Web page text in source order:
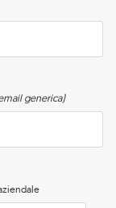
generica)